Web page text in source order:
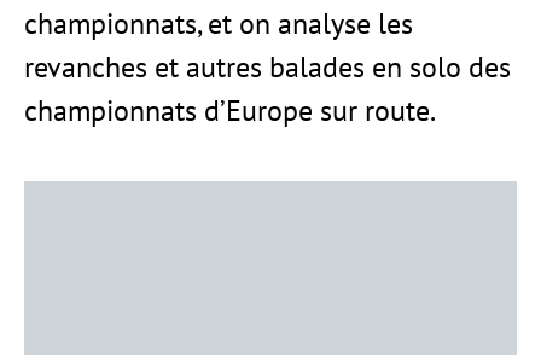
championnats, et on analyse les
revanches et autres balades en solo des
championnats d’Europe sur route.